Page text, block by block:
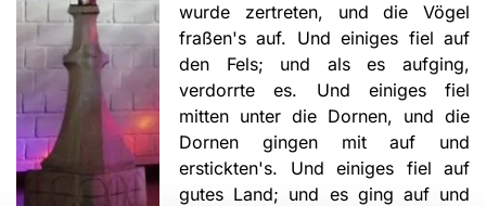
wurde zertreten, und die Vögel
fraßen's auf. Und einiges fiel auf
den Fels; und als es aufging,
verdorrte es. Und einiges fiel
mitten unter die Dornen, und die
Dornen gingen mit auf und
erstickten's. Und einiges fiel auf
gutes Land; und es ging auf und